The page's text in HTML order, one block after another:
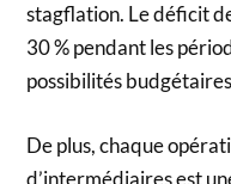
stagflation. Le déficit
30 % pendant les
possibilités
De plus, chaque
d’intermédiaires est